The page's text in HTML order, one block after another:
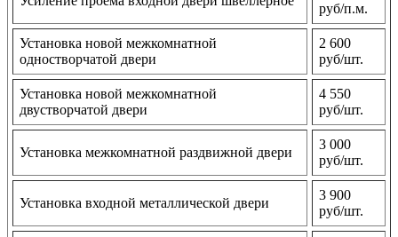
руб/п.м.
Установка новой межкомнатной
одностворчатой двери
2 600
руб/шт.
Установка новой межкомнатной
двустворчатой двери
4 550
руб/шт.
Установка межкомнатной раздвижной двери
3 000
руб/шт.
Установка входной металлической двери
3 900
руб/шт.